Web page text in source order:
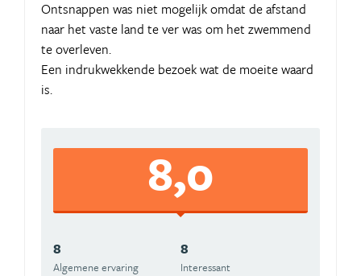
Ontsnappen was niet mogelijk omdat de afstand
naar het vaste land te ver was om het zwemmend
te overleven.
Een indrukwekkende bezoek wat de moeite waard
is.
8,0
8
Algemene ervaring
8
Interessant